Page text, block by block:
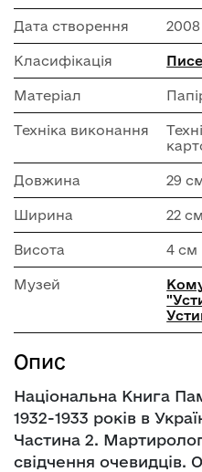
Дата створення 2008
Класифікація
Матеріал
Техніка виконання
Довжина 29
Ширина 22 см
Висота 4 см
Музей
Опис
Національна Книга
1932-1933 років в
Частина 2.
свідчення очевидців.